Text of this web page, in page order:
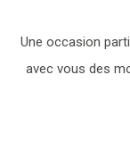
Une occasion
avec vous des